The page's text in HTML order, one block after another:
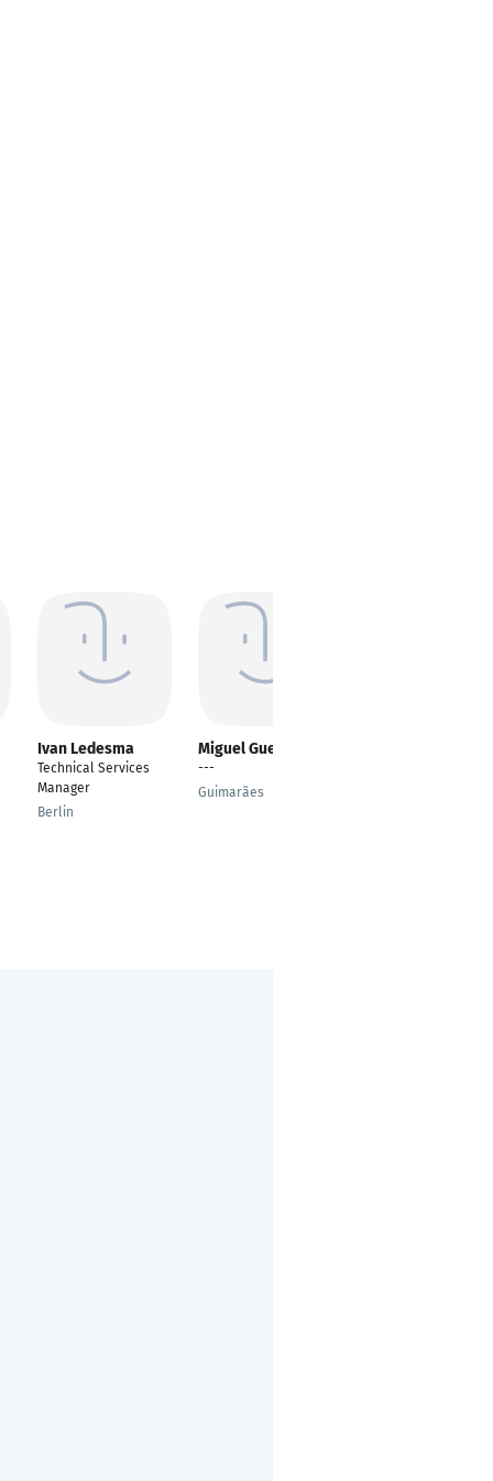
Ivan Ledesma
Technical Services
Manager
Berlin
Miguel Guerreiro
---
Guimarães